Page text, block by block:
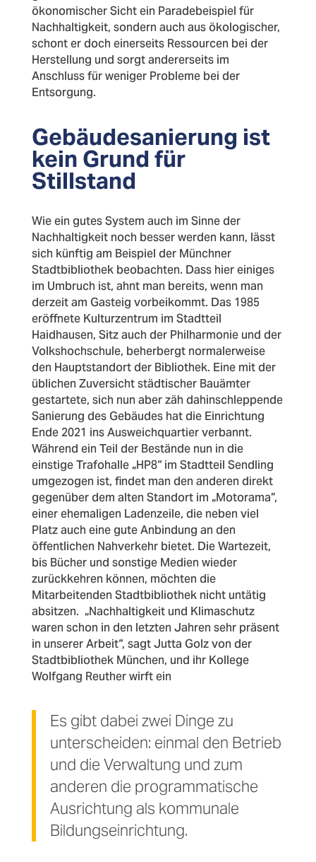
ökonomischer Sicht ein Paradebeispiel für
Nachhaltigkeit, sondern auch aus ökologischer,
schont er doch einerseits Ressourcen bei der
Herstellung und sorgt andererseits im
Anschluss für weniger Probleme bei der
Entsorgung.
Gebäudesanierung ist
kein Grund für
Stillstand
Wie ein gutes System auch im Sinne der
Nachhaltigkeit noch besser werden kann, lässt
sich künftig am Beispiel der Münchner
Stadtbibliothek beobachten. Dass hier einiges
im Umbruch ist, ahnt man bereits, wenn man
derzeit am Gasteig vorbeikommt. Das 1985
eröffnete Kulturzentrum im Stadtteil
Haidhausen, Sitz auch der Philharmonie und der
Volkshochschule, beherbergt normalerweise
den Hauptstandort der Bibliothek. Eine mit der
üblichen Zuversicht städtischer Bauämter
gestartete, sich nun aber zäh dahinschleppende
Sanierung des Gebäudes hat die Einrichtung
Ende 2021 ins Ausweichquartier verbannt.
Während ein Teil der Bestände nun in die
einstige Trafohalle „HP8“ im Stadtteil Sendling
umgezogen ist, findet man den anderen direkt
gegenüber dem alten Standort im „Motorama”,
einer ehemaligen Ladenzeile, die neben viel
Platz auch eine gute Anbindung an den
öffentlichen Nahverkehr bietet. Die Wartezeit,
bis Bücher und sonstige Medien wieder
zurückkehren können, möchten die
Mitarbeitenden Stadtbibliothek nicht untätig
absitzen. „Nachhaltigkeit und Klimaschutz
waren schon in den letzten Jahren sehr präsent
in unserer Arbeit“, sagt Jutta Golz von der
Stadtbibliothek München, und ihr Kollege
Wolfgang Reuther wirft ein
Es gibt dabei zwei Dinge zu
unterscheiden: einmal den Betrieb
und die Verwaltung und zum
anderen die programmatische
Ausrichtung als kommunale
Bildungseinrichtung.